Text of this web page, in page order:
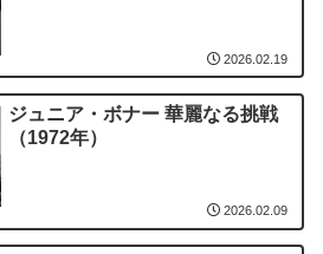
2026.02.19
ジュニア・ボナー 華麗なる挑戦
（1972年）
2026.02.09